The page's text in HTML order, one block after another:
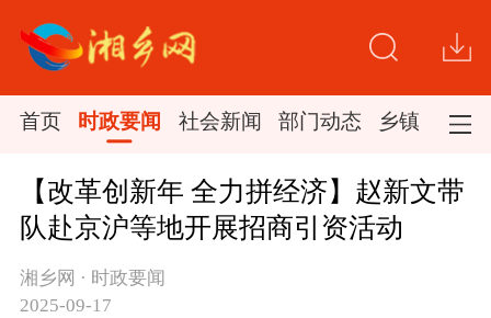
首页 时政要闻 社会新闻 部门动态 乡镇新闻
【改革创新年 全力拼经济】赵新文带
队赴京沪等地开展招商引资活动
湘乡网 · 时政要闻
2025-09-17